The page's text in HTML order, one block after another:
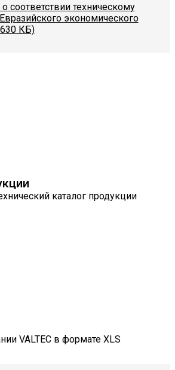
соответствии техническому
экономического
КБ)
каталог продукции
VALTEC в формате XLS